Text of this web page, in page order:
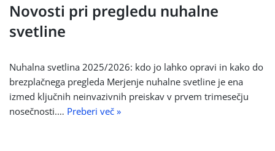
Novosti pri pregledu nuhalne
svetline
Nuhalna svetlina 2025/2026: kdo jo lahko opravi in kako do
brezplačnega pregleda Merjenje nuhalne svetline je ena
izmed ključnih neinvazivnih preiskav v prvem trimesečju
nosečnosti.… Preberi več »